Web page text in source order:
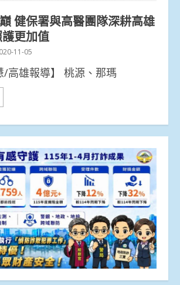
健保署與高醫團隊深耕高雄
更加值
11-05
/高雄報導】 桃源、那瑪